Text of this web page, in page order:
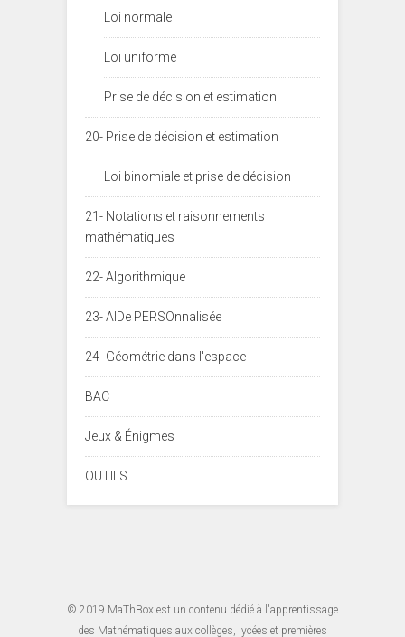
Loi normale
Loi uniforme
Prise de décision et estimation
20- Prise de décision et estimation
Loi binomiale et prise de décision
21- Notations et raisonnements
mathématiques
22- Algorithmique
23- AIDe PERSOnnalisée
24- Géométrie dans l'espace
BAC
Jeux & Énigmes
OUTILS
© 2019 MaThBox est un contenu dédié à l'apprentissage
des Mathématiques aux collèges, lycées et premières